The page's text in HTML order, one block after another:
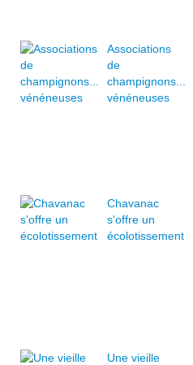
Associations
de
champignons...
vénéneuses
Chavanac
s'offre un
écolotissement
Une vieille